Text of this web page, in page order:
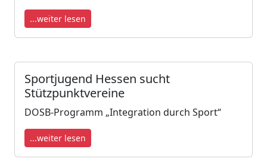
...weiter lesen
Sportjugend Hessen sucht
Stützpunktvereine
DOSB-Programm „Integration durch Sport“
...weiter lesen